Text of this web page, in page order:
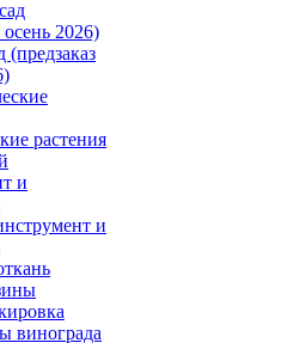
(предзаказ
растения
и